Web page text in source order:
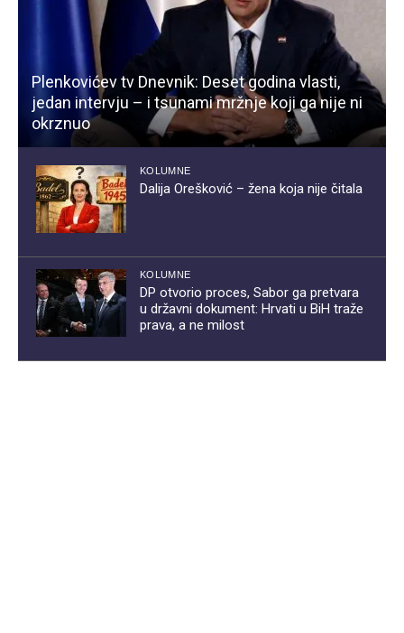
Plenkovićev tv Dnevnik: Deset godina vlasti,
jedan intervju – i tsunami mržnje koji ga nije ni
okrznuo
KOLUMNE
Dalija Orešković – žena koja nije čitala
KOLUMNE
DP otvorio proces, Sabor ga pretvara
u državni dokument: Hrvati u BiH traže
prava, a ne milost